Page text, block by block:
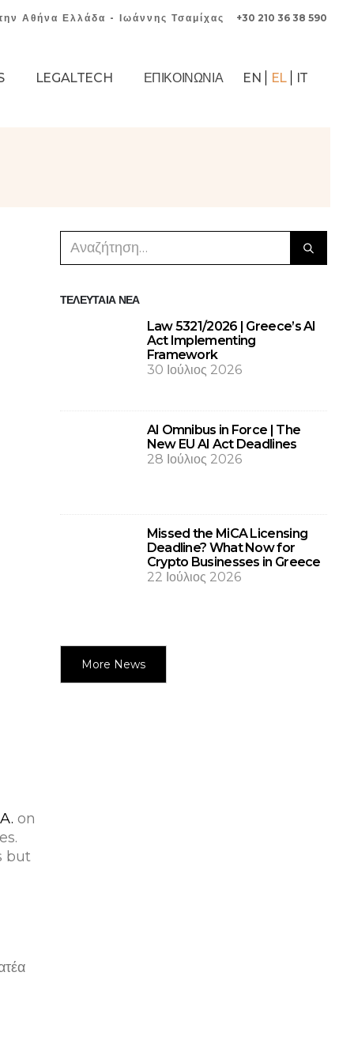
Αθήνα Ελλάδα - Ιωάννης Τσαμίχας +30 210 36 38 590
LEGALTECH ΕΠΙΚΟΙΝΩΝΊΑ EN EL IT
on
but
ΤΕΛΕΥΤΑΊΑ ΝΈΑ
Law 5321/2026 | Greece’s AI
Act Implementing
Framework
30 Ιούλιος 2026
AI Omnibus in Force | The
New EU AI Act Deadlines
28 Ιούλιος 2026
Missed the MiCA Licensing
Deadline? What Now for
Crypto Businesses in Greece
22 Ιούλιος 2026
More News